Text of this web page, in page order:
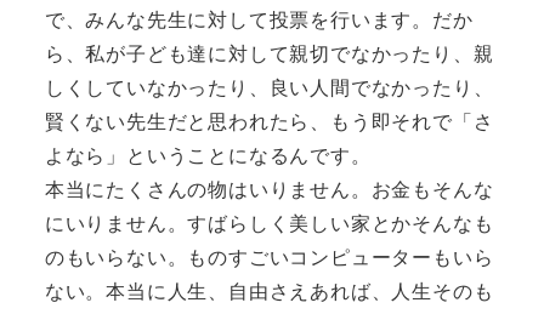
で、みんな先生に対して投票を行います。だか
ら、私が子ども達に対して親切でなかったり、親
しくしていなかったり、良い人間でなかったり、
賢くない先生だと思われたら、もう即それで「さ
よなら」ということになるんです。
本当にたくさんの物はいりません。お金もそんな
にいりません。すばらしく美しい家とかそんなも
のもいらない。ものすごいコンピューターもいら
ない。本当に人生、自由さえあれば、人生そのも